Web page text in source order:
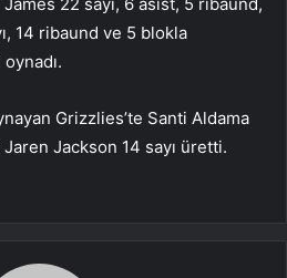
14 ribaund ve 5 blokla
Grizzlies’te Santi Aldama
Jackson 14 sayı üretti.